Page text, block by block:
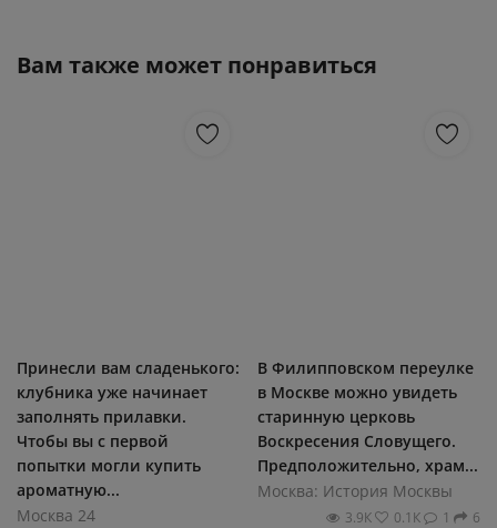
Вам также может понравиться
Принесли вам сладенького:
клубника уже начинает
заполнять прилавки.
Чтобы вы с первой
попытки могли купить
ароматную...
Москва 24
В Филипповском переулке
в Москве можно увидеть
старинную церковь
Воскресения Словущего.
Предположительно, храм...
Москва: История Москвы
3.9К 0.1К 1 6